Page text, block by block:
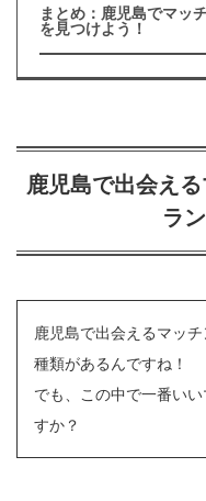
まとめ：鹿児島でマッ
を見つけよう！
鹿児島で出会え
ラ
鹿児島で出会えるマッ
種類があるんですね！
でも、この中で一番い
すか？